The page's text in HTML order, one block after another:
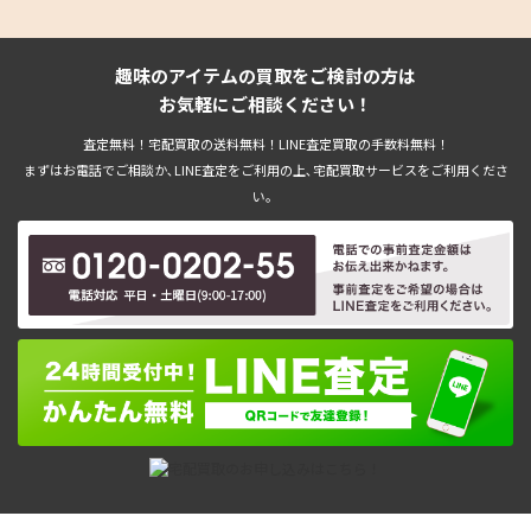
趣味のアイテムの買取をご検討の方は
お気軽にご相談ください！
査定無料！宅配買取の送料無料！LINE査定買取の手数料無料！
まずはお電話でご相談か､LINE査定をご利用の上､宅配買取サービスをご利用くださ
い。